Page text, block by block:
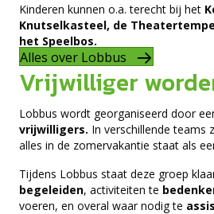
Kinderen kunnen o.a. terecht bij het
Knutselkasteel, de
het Speelbos.
Alles over Lobbus
Vrijwilliger
Lobbus wordt georganiseerd door
vrijwilligers. In verschillende teams
alles in de zomervakantie staat als
Tijdens Lobbus staat deze groep
begeleiden, activiteiten te
voeren, en overal waar nodig te